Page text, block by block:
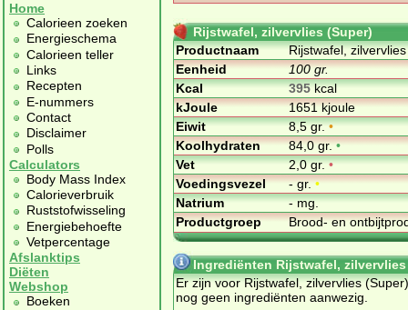
Home
Calorieen zoeken
Energieschema
Calorieen teller
Links
Recepten
E-nummers
Contact
Disclaimer
Polls
Calculators
Body Mass Index
Calorieverbruik
Ruststofwisseling
Energiebehoefte
Vetpercentage
Afslanktips
Diëten
Webshop
Boeken
Rijstwafel, zilvervlies (Super)
Productnaam
Rijstwafel,
Eenheid
100 gr.
Kcal
395kcal
kJoule
1651 kjoule
Eiwit
8,5 gr.•
Koolhydraten
84,0 gr.•
Vet
2,0 gr.•
Voedingsvezel
- gr.•
Natrium
- mg.
Productgroep
Brood- en
Ingrediënten Rijstwafel, zilvervlies
Er zijn voor Rijstwafel, zilvervlies (Super)
nog geen ingrediënten aanwezig.